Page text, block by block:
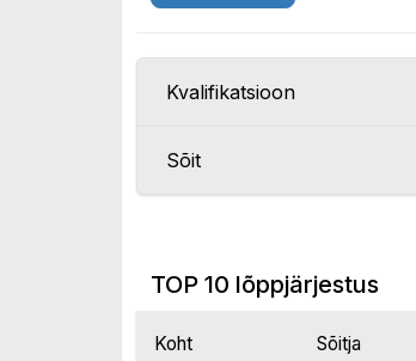
Kvalifikatsioon
Sõit
TOP 10 lõppjärjestus
Koht Sõitja